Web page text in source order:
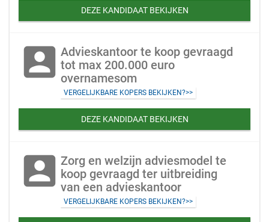
DEZE KANDIDAAT BEKIJKEN
account_box Advieskantoor te koop gevraagd
tot max 200.000 euro
overnamesom
VERGELIJKBARE KOPERS BEKIJKEN?>>
DEZE KANDIDAAT BEKIJKEN
account_box Zorg en welzijn adviesmodel te
koop gevraagd ter uitbreiding
van een advieskantoor
VERGELIJKBARE KOPERS BEKIJKEN?>>